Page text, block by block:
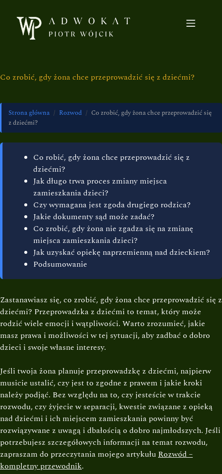
Co zrobić, gdy żona chce przeprowadzić się z dziećmi?
Strona główna / Rozwod / Co zrobić, gdy żona chce przeprowadzić się
z dziećmi?
Co robić, gdy żona chce przeprowadzić się z
dziećmi?
Jak długo trwa proces zmiany miejsca
zamieszkania dzieci?
Czy wymagana jest zgoda drugiego rodzica?
Jakie dokumenty sąd może zadać?
Co zrobić, gdy żona nie zgadza się na zmianę
miejsca zamieszkania dzieci?
Jak uzyskać opiekę naprzemienną nad dzieckiem?
Podsumowanie
Zastanawiasz się, co zrobić, gdy żona chce przeprowadzić się z
dziećmi? Przeprowadzka z dziećmi to temat, który może
rodzić wiele emocji i wątpliwości. Warto zrozumieć, jakie
masz prawa i możliwości w tej sytuacji, aby zadbać o dobro
dzieci i swoje własne interesy.
Jeśli twoja żona planuje przeprowadzkę z dziećmi, najpierw
musicie ustalić, czy jest to zgodne z prawem i jakie kroki
należy podjąć. Bez względu na to, czy jesteście w trakcie
rozwodu, czy żyjecie w separacji, kwestie związane z opieką
nad dziećmi i ich miejscem zamieszkania powinny być
rozwiązywane z uwagą i dbałością o dobro najmłodszych. Jeśli
potrzebujesz szczegółowych informacji na temat rozwodu,
zapraszam do przeczytania mojego artykułuRozwód –
kompletny przewodnik.